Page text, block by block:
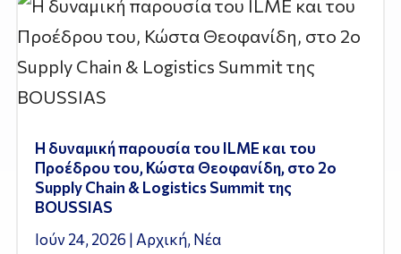
Η δυναμική παρουσία του ILME και του
Προέδρου του, Κώστα Θεοφανίδη, στο 2ο
Supply Chain & Logistics Summit της
BOUSSIAS
Ιούν 24, 2026 | Αρχική, Νέα